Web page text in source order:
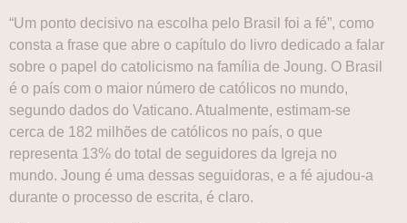
“Um ponto decisivo na escolha pelo Brasil foi a fé”, como
consta a frase que abre o capítulo do livro dedicado a falar
sobre o papel do catolicismo na família de Joung. O Brasil
é o país com o maior número de católicos no mundo,
segundo dados do Vaticano. Atualmente, estimam-se
cerca de 182 milhões de católicos no país, o que
representa 13% do total de seguidores da Igreja no
mundo. Joung é uma dessas seguidoras, e a fé ajudou-a
durante o processo de escrita, é claro.